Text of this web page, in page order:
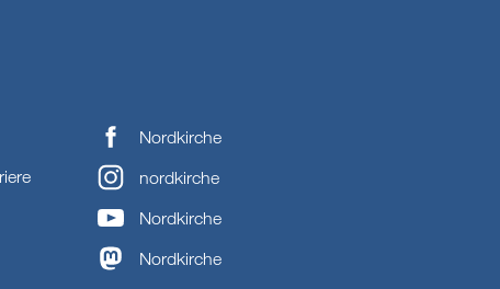
Nordkirche
nordkirche
Nordkirche
Nordkirche